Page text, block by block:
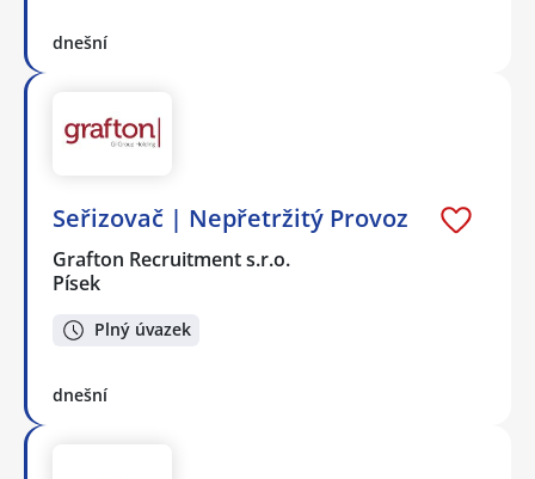
dnešní
Seřizovač | Nepřetržitý Provoz
Grafton Recruitment s.r.o.
Písek
Plný úvazek
dnešní